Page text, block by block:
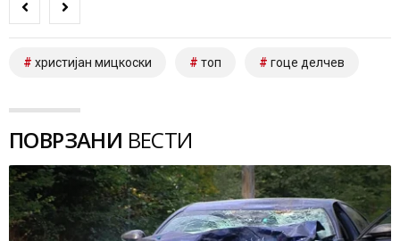
христијан мицкоски топ гоце делчев
ПОВРЗАНИ ВЕСТИ